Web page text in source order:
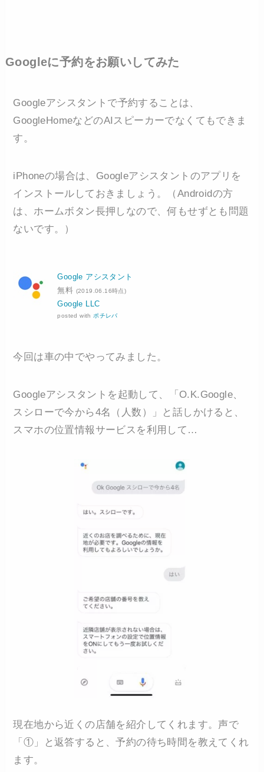
Googleに予約をお願いしてみた
Googleアシスタントで予約することは、
GoogleHomeなどのAIスピーカーでなくてもできま
す。
iPhoneの場合は、Googleアシスタントのアプリを
インストールしておきましょう。（Androidの方
は、ホームボタン長押しなので、何もせずとも問題
ないです。）
Google アシスタント
無料 (2019.06.16時点)
Google LLC
posted with ポチレバ
今回は車の中でやってみました。
Googleアシスタントを起動して、「O.K.Google、
スシローで今から4名（人数）」と話しかけると、
スマホの位置情報サービスを利用して…
現在地から近くの店舗を紹介してくれます。声で
「①」と返答すると、予約の待ち時間を教えてくれ
ます。